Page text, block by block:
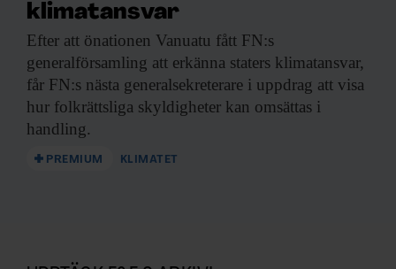
klimatansvar
Efter att önationen Vanuatu fått FN:s
generalförsamling att erkänna staters klimatansvar,
får FN:s nästa generalsekreterare i uppdrag att visa
hur folkrättsliga skyldigheter kan omsättas i
handling.
PREMIUM KLIMATET